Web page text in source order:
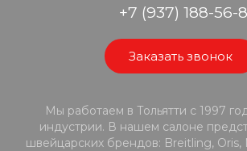
+7 (937) 188-56-
Заказать звонок
Мы работаем в Тольятти с 1997
индустрии. В нашем салоне
швейцарских брендов: Breitling, Oris,